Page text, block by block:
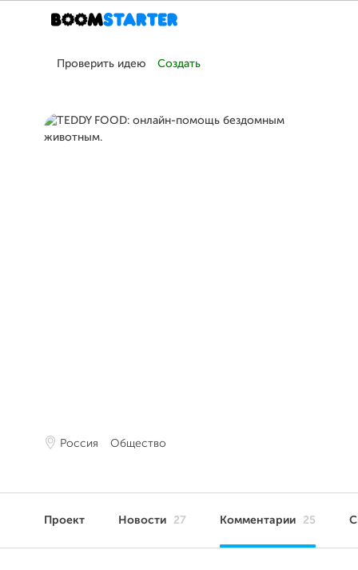
Проверить идею Создать
Россия Общество
Проект Новости 27 Комментарии 25